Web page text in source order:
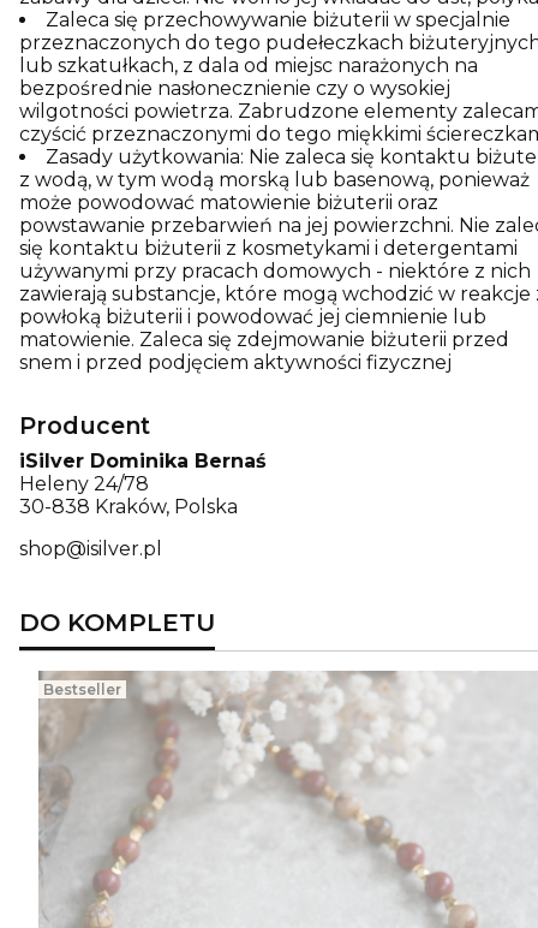
Zaleca się przechowywanie biżuterii w specjalnie
przeznaczonych do tego pudełeczkach
lub szkatułkach, z dala od miejsc narażonych na
bezpośrednie nasłonecznienie czy o wysokiej
wilgotności powietrza. Zabrudzone elementy
czyścić przeznaczonymi do tego miękkimi
Zasady użytkowania: Nie zaleca się kontaktu
z wodą, w tym wodą morską lub basenową, ponieważ
może powodować matowienie biżuterii oraz
powstawanie przebarwień na jej powierzchni. Nie
się kontaktu biżuterii z kosmetykami i detergentami
używanymi przy pracach domowych - niektóre z nich
zawierają substancje, które mogą wchodzić w reakcje
powłoką biżuterii i powodować jej ciemnienie lub
matowienie. Zaleca się zdejmowanie biżuterii przed
snem i przed podjęciem aktywności fizycznej
Producent
iSilver Dominika Bernaś
Heleny 24/78
30-838 Kraków, Polska
shop@isilver.pl
DO KOMPLETU
Bestseller